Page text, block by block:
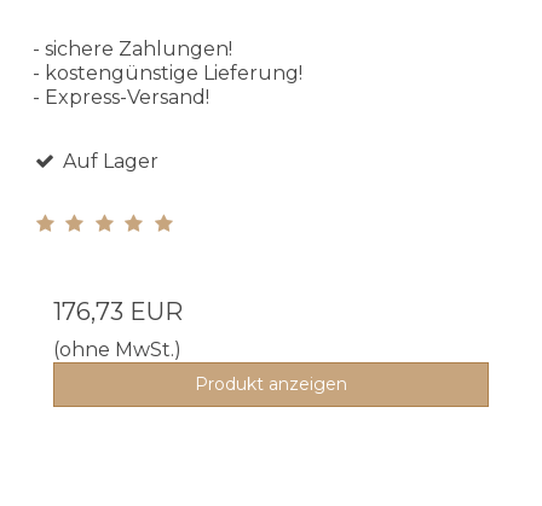
- sichere Zahlungen!
- kostengünstige Lieferung!
- Express-Versand!
Auf Lager
176,73 EUR
(ohne MwSt.)
Produkt anzeigen